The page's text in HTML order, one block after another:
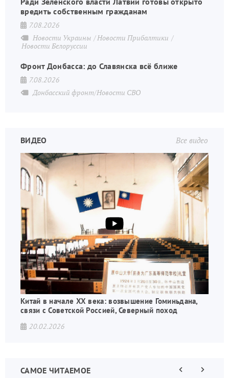
вредить собственным гражданам
7.08.2026
Новости Украины
Новости Прибалтики
Новости Белоруссии
Фронт Донбасса: до Славянска всё ближе
7.08.2026
Донбасский фронт/Новости СВО
Все видео
ВИДЕО
Китай в начале XX века: возвышение Гоминьдана,
связи с Советской Россией, Северный поход
20.02.2026
САМОЕ ЧИТАЕМОЕ
ПредыдущаяСледующая